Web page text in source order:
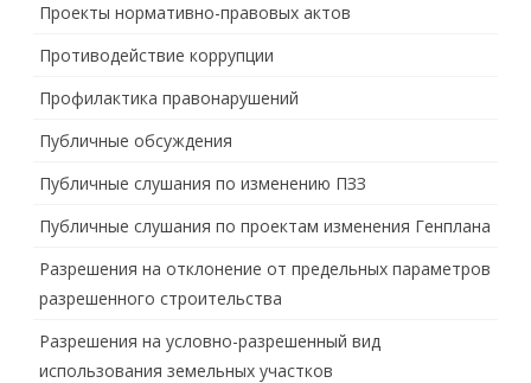
Проекты нормативно-правовых актов
Противодействие коррупции
Профилактика правонарушений
Публичные обсуждения
Публичные слушания по изменению ПЗЗ
Публичные слушания по проектам изменения Генплана
Разрешения на отклонение от предельных параметров
разрешенного строительства
Разрешения на условно-разрешенный вид
использования земельных участков